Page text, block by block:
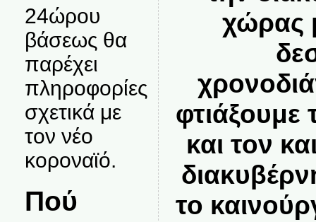
24ώρου
βάσεως θα
παρέχει
πληροφορίες
σχετικά με
τον νέο
κοροναϊό.
Πού
χώρας
φτιάξουμε
και τον
το